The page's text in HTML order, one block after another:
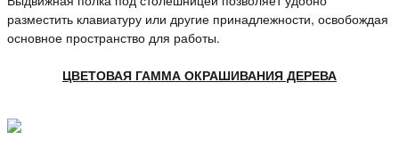
разместить клавиатуру или другие принадлежности, освобождая
основное пространство для работы.
ЦВЕТОВАЯ ГАММА ОКРАШИВАНИЯ ДЕРЕВА